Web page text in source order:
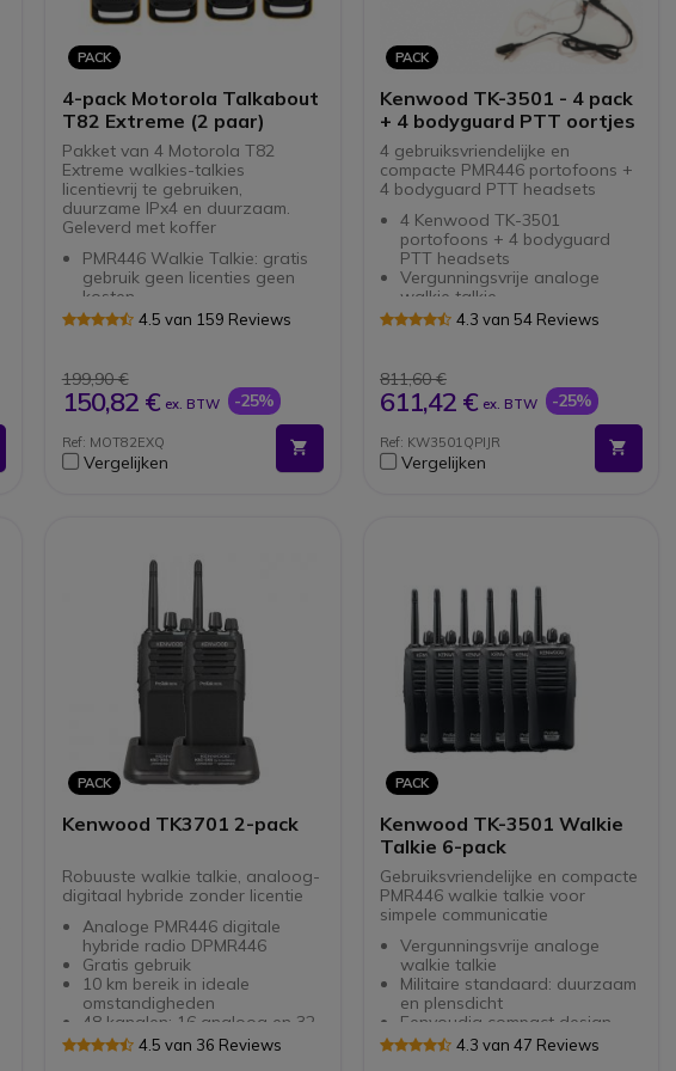
PACK
4-pack Motorola Talkabout
T82 Extreme (2 paar)
Pakket van 4 Motorola T82
Extreme walkies-talkies
licentievrij te gebruiken,
duurzame IPx4 en duurzaam.
Geleverd met koffer
PMR446 Walkie Talkie: gratis
gebruik geen licenties geen
kosten
Communicatie over lange
waterbestendig standaard
NiMH-batterijen: 18 uur
autonomie
16 kanalen en 121 subkanalen
Tril- en iVox-
Het kwartetpakket bevat twee
complete aktetassen
4.5 van 159 Reviews
199,90 €
150,82 € ex. BTW -25%
Ref: MOT82EXQ
Vergelijken
PACK
Kenwood TK-3501 - 4 pack
+ 4 bodyguard PTT oortjes
4 gebruiksvriendelijke en
compacte PMR446 portofoons +
4 bodyguard PTT headsets
4 Kenwood TK-3501
portofoons + 4 bodyguard
PTT headsets
Vergunningsvrije analoge
walkie talkie
Militaire standaard: duurzaam
voor optimaal gebruiksgemak
Luid en duidelijk geluid
4.3 van 54 Reviews
811,60 €
611,42 € ex. BTW -25%
Ref: KW3501QPIJR
Vergelijken
PACK
Kenwood TK3701 2-pack
Robuuste walkie talkie, analoog-
digitaal hybride zonder licentie
Analoge PMR446 digitale
hybride radio DPMR446
Gratis gebruik
10 km bereik in ideale
omstandigheden
48 kanalen: 16 analoog en 32
digitaal4.5 van 36 Reviews
PACK
Kenwood TK-3501 Walkie
Talkie 6-pack
Gebruiksvriendelijke en compacte
PMR446 walkie talkie voor
simpele communicatie
Vergunningsvrije analoge
walkie talkie
Militaire standaard: duurzaam
en plensdicht
Eenvoudig compact design
voor optimaal gebruiksgemak
4.3 van 47 Reviews